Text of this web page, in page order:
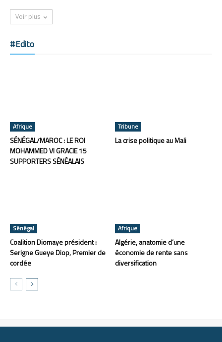
Voir plus
#Edito
Afrique
SÉNÉGAL/MAROC : LE ROI
MOHAMMED VI GRACIE 15
SUPPORTERS SÉNÉALAIS
Tribune
La crise politique au Mali
Sénégal
Coalition Diomaye président :
Serigne Gueye Diop, Premier de
cordée
Afrique
Algérie, anatomie d’une
économie de rente sans
diversification